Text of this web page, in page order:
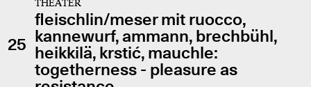
25
THEATER
fleischlin/meser mit ruocco,
kannewurf, ammann, brechbühl,
heikkilä, krstić, mauchle:
togetherness - pleasure as